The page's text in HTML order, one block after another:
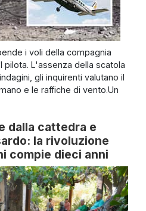
i voli della compagnia
pilota. L'assenza della scatola
gli inquirenti valutano il
e le raffiche di vento.Un
dalla cattedra e
la rivoluzione
compie dieci anni